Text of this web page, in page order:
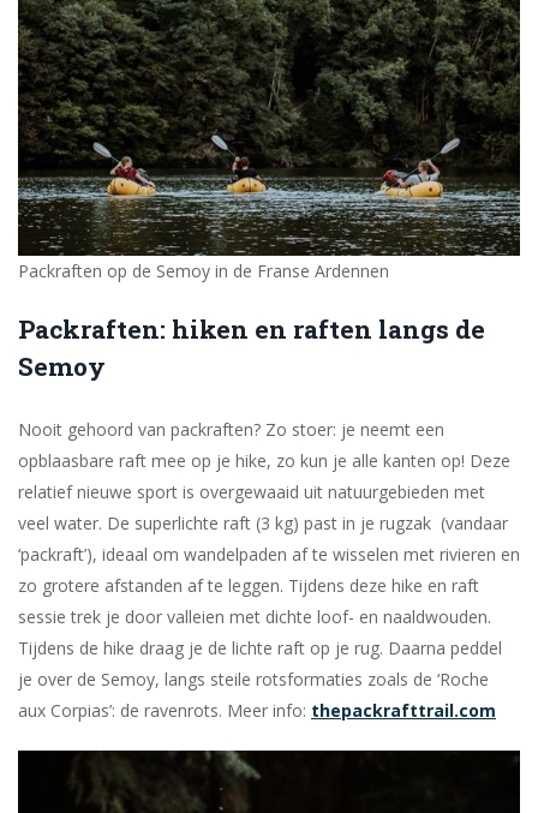
Packraften op de Semoy in de Franse Ardennen
Packraften: hiken en raften langs de
Semoy
Nooit gehoord van packraften? Zo stoer: je neemt een
opblaasbare raft mee op je hike, zo kun je alle kanten op! Deze
relatief nieuwe sport is overgewaaid uit natuurgebieden met
veel water. De superlichte raft (3 kg) past in je rugzak (vandaar
‘packraft’), ideaal om wandelpaden af te wisselen met rivieren en
zo grotere afstanden af te leggen. Tijdens deze hike en raft
sessie trek je door valleien met dichte loof- en naaldwouden.
Tijdens de hike draag je de lichte raft op je rug. Daarna peddel
je over de Semoy, langs steile rotsformaties zoals de ‘Roche
aux Corpias’: de ravenrots. Meer info: thepackrafttrail.com